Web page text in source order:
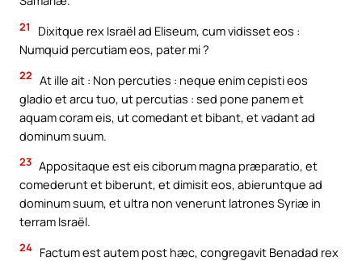
21
Dixitque rex Israël ad Eliseum, cum vidisset eos :
Numquid percutiam eos, pater mi ?
22 At ille ait : Non percuties : neque enim cepisti eos
gladio et arcu tuo, ut percutias : sed pone panem et
aquam coram eis, ut comedant et bibant, et vadant ad
dominum suum.
23 Appositaque est eis ciborum magna præparatio, et
comederunt et biberunt, et dimisit eos, abieruntque ad
dominum suum, et ultra non venerunt latrones Syriæ in
terram Israël.
24 Factum est autem post hæc, congregavit Benadad rex